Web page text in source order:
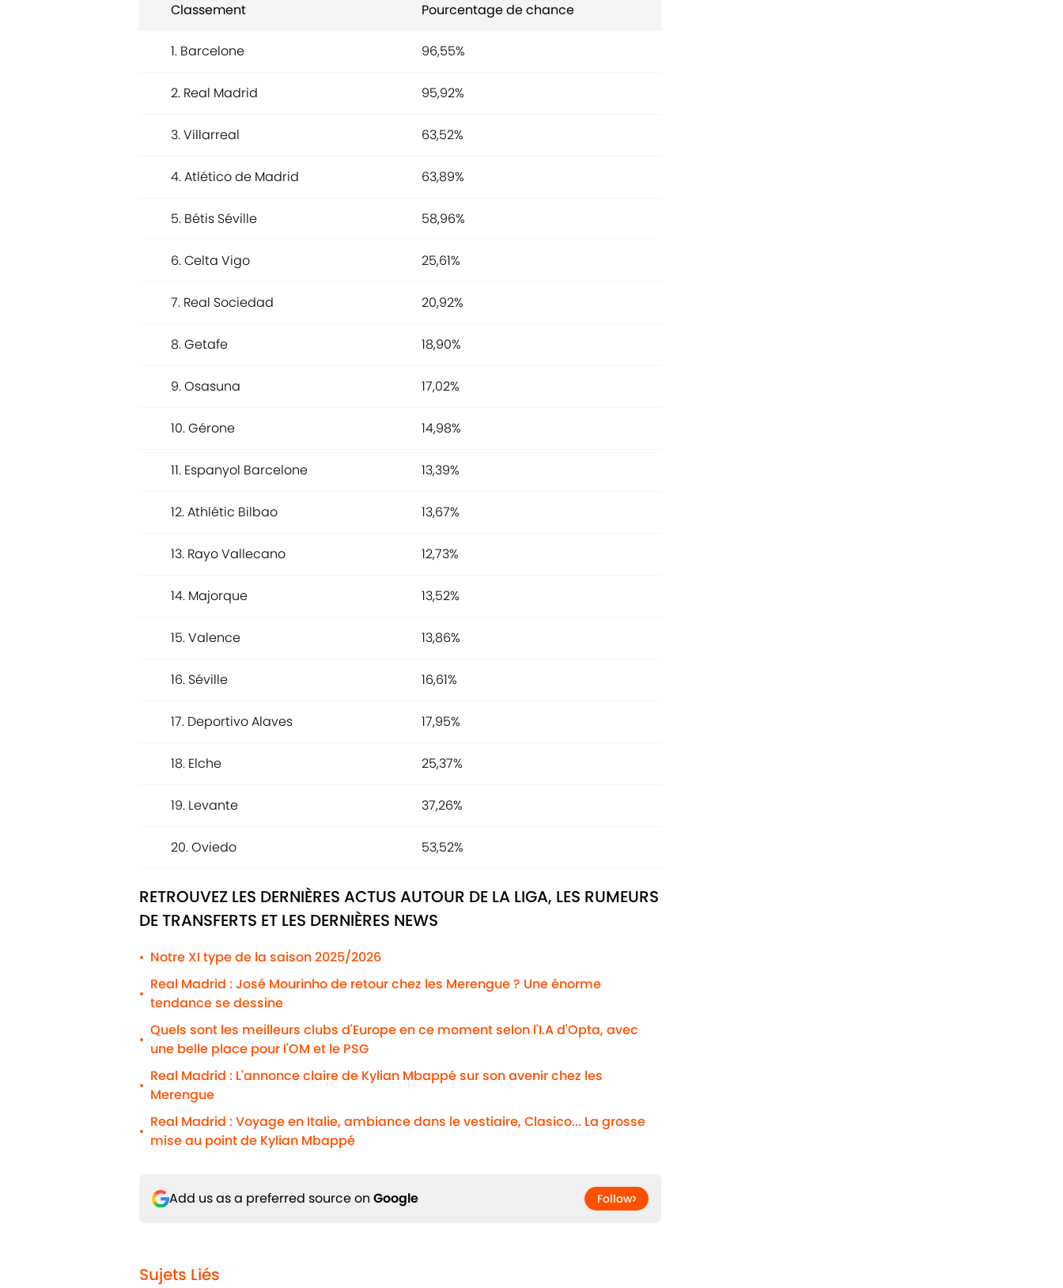
Classement Pourcentage de chance
1. Barcelone 96,55%
2. Real Madrid 95,92%
3. Villarreal 63,52%
4. Atlético de Madrid 63,89%
5. Bétis Séville 58,96%
6. Celta Vigo 25,61%
7. Real Sociedad 20,92%
8. Getafe 18,90%
9. Osasuna 17,02%
10. Gérone 14,98%
11. Espanyol Barcelone 13,39%
12. Athlétic Bilbao 13,67%
13. Rayo Vallecano 12,73%
14. Majorque 13,52%
15. Valence 13,86%
16. Séville 16,61%
17. Deportivo Alaves 17,95%
18. Elche 25,37%
19. Levante 37,26%
20. Oviedo 53,52%
RETROUVEZ LES DERNIÈRES ACTUS AUTOUR DE LA LIGA, LES RUMEURS
DE TRANSFERTS ET LES DERNIÈRES NEWS
• Notre XI type de la saison 2025/2026
•
Real Madrid : José Mourinho de retour chez les Merengue ? Une énorme
tendance se dessine
•
Quels sont les meilleurs clubs d'Europe en ce moment selon l'I.A d'Opta, avec
une belle place pour l'OM et le PSG
•
Real Madrid : L'annonce claire de Kylian Mbappé sur son avenir chez les
Merengue
•
Real Madrid : Voyage en Italie, ambiance dans le vestiaire, Clasico... La grosse
mise au point de Kylian Mbappé
Add us as a preferred source on Google Follow
Sujets Liés